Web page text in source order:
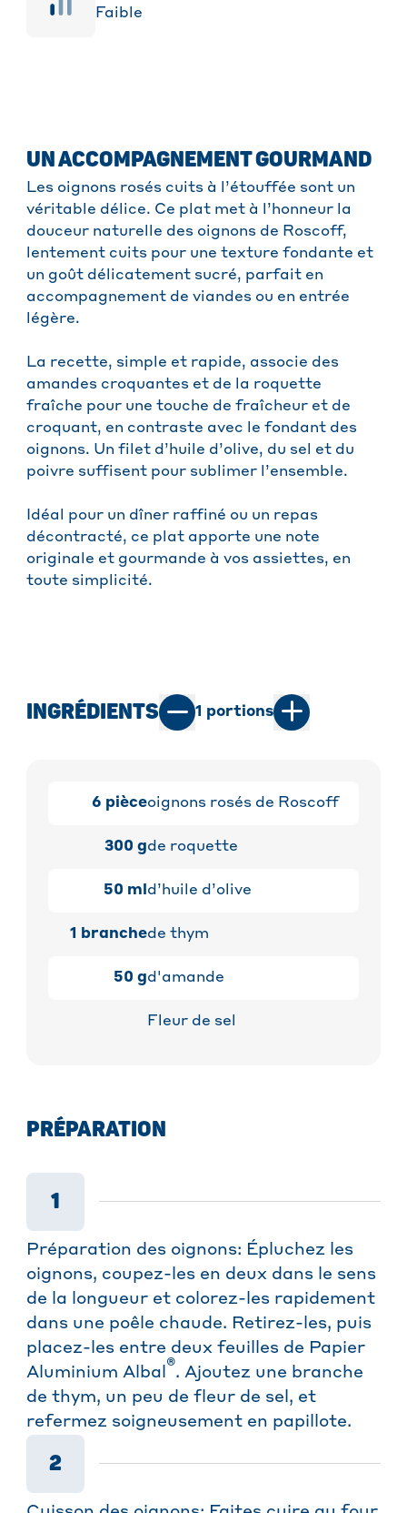
Faible
UN ACCOMPAGNEMENT GOURMAND
Les oignons rosés cuits à l’étouffée sont un
véritable délice. Ce plat met à l’honneur la
douceur naturelle des oignons de Roscoff,
lentement cuits pour une texture fondante et
un goût délicatement sucré, parfait en
accompagnement de viandes ou en entrée
légère.
La recette, simple et rapide, associe des
amandes croquantes et de la roquette
fraîche pour une touche de fraîcheur et de
croquant, en contraste avec le fondant des
oignons. Un filet d’huile d’olive, du sel et du
poivre suffisent pour sublimer l’ensemble.
Idéal pour un dîner raffiné ou un repas
décontracté, ce plat apporte une note
originale et gourmande à vos assiettes, en
toute simplicité.
INGRÉDIENTS 1 portions
6 pièceoignons rosés de Roscoff
300 gde roquette
50 ml d’huile d’olive
1 branchede thym
50 gd'amande
Fleur de sel
PRÉPARATION
1
Préparation des oignons: Épluchez les
oignons, coupez-les en deux dans le sens
de la longueur et colorez-les rapidement
dans une poêle chaude. Retirez-les, puis
placez-les entre deux feuilles de Papier
Aluminium Albal ®. Ajoutez une branche
de thym, un peu de fleur de sel, et
refermez soigneusement en papillote.
2